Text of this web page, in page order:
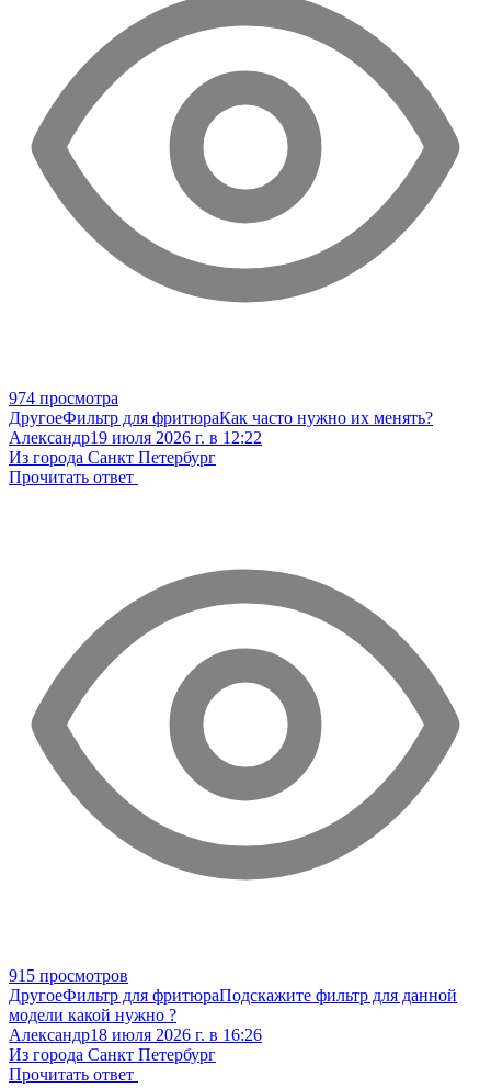
974 просмотра
ДругоеФильтр для фритюраКак часто нужно их менять?
Александр19 июля 2026 г. в 12:22
Из города Санкт Петербург
Прочитать ответ
915 просмотров
ДругоеФильтр для фритюраПодскажите фильтр для данной
модели какой нужно ?
Александр18 июля 2026 г. в 16:26
Из города Санкт Петербург
Прочитать ответ